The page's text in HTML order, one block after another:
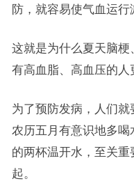
防，就容易使气血运行
这就是为什么夏天脑梗
有高血脂、高血压的人
为了预防发病，人们
农历五月有意识地多
的两杯温开水，至关
起。